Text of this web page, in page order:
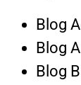
Blog
Blog
Blog